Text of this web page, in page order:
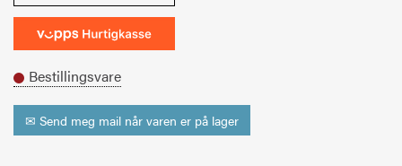
Bestillingsvare
✉ Send meg mail når varen er på lager